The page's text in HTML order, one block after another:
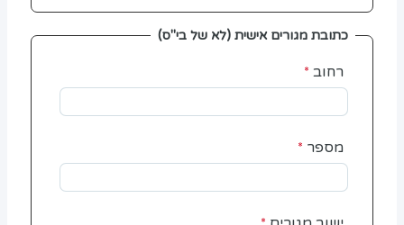
כתובת מגורים אישית (לא של בי"ס)
רחוב
מספר